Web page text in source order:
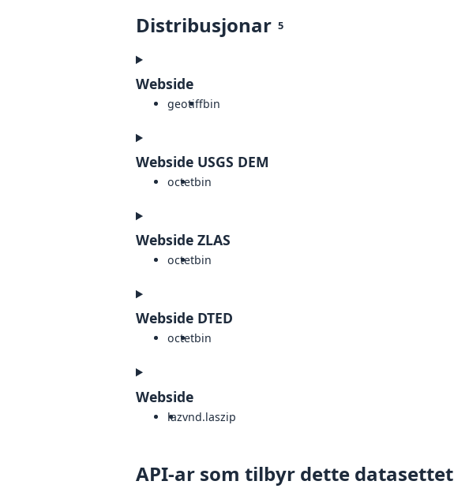
Distribusjonar 5
Webside
geotiffbin
Webside USGS DEM
octetbin
Webside ZLAS
octetbin
Webside DTED
octetbin
Webside
lazvnd.laszip
API-ar som tilbyr dette datasettet